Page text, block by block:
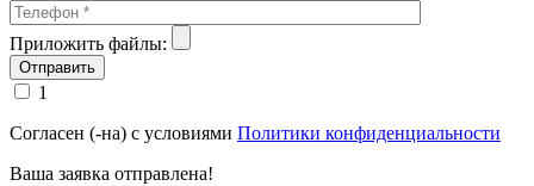
Приложить файлы:
1
Согласен (-на) с условиями Политики конфиденциальности
Ваша заявка отправлена!